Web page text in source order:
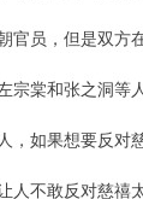
员，但是双方
棠和张之洞等
如果想要反对
不敢反对慈禧